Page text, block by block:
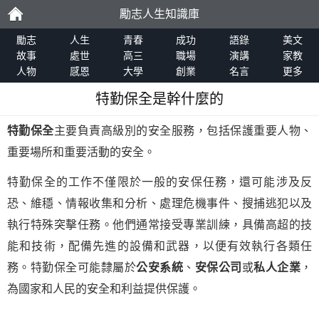
勵
志
勵志人生知識庫
勵志 人生 青春 成功 語錄
美文
故事
處世 高三 職場 演講
家教
人物
感恩 大學 創業 名言 更多
特勤保全是幹什麼的
特勤保全主要負責高級別的安全服務，包括保護重要人物、
重要場所和重要活動的安全。
特勤保全的工作不僅限於一般的安保任務，還可能涉及反
恐、維穩、情報收集和分析、處理危機事件、搜捕逃犯以及
執行特殊突擊任務。他們通常接受專業訓練，具備高超的技
能和技術，配備先進的設備和武器，以便有效執行各類任
務。特勤保全可能隸屬於公安系統 、 安保公司 或私人企業 ，
為國家和人民的安全和利益提供保護。